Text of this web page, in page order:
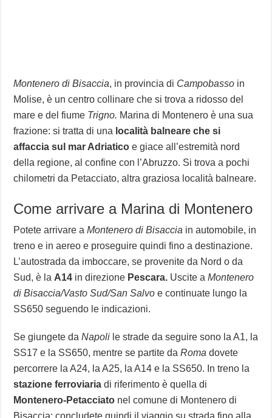
Montenero di Bisaccia, in provincia di Campobasso in
Molise, è un centro collinare che si trova a ridosso del
mare e del fiume Trigno. Marina di Montenero è una sua
frazione: si tratta di una località balneare che si
affaccia sul mar Adriatico e giace all’estremità nord
della regione, al confine con l’Abruzzo. Si trova a pochi
chilometri da Petacciato, altra graziosa località balneare.
Come arrivare a Marina di Montenero
Potete arrivare aMontenero di Bisaccia in automobile, in
treno e in aereo e proseguire quindi fino a destinazione.
L’autostrada da imboccare, se provenite da Nord o da
Sud, è la A14 in direzione Pescara. Uscite aMontenero
di Bisaccia/Vasto Sud/San Salvo e continuate lungo la
SS650 seguendo le indicazioni.
Se giungete daNapoli le strade da seguire sono la A1, la
SS17 e la SS650, mentre se partite daRoma dovete
percorrere la A24, la A25, la A14 e la SS650. In treno la
stazione ferroviaria di riferimento è quella di
Montenero-Petacciato nel comune di Montenero di
Bisaccia; concludete quindi il viaggio su strada fino alla